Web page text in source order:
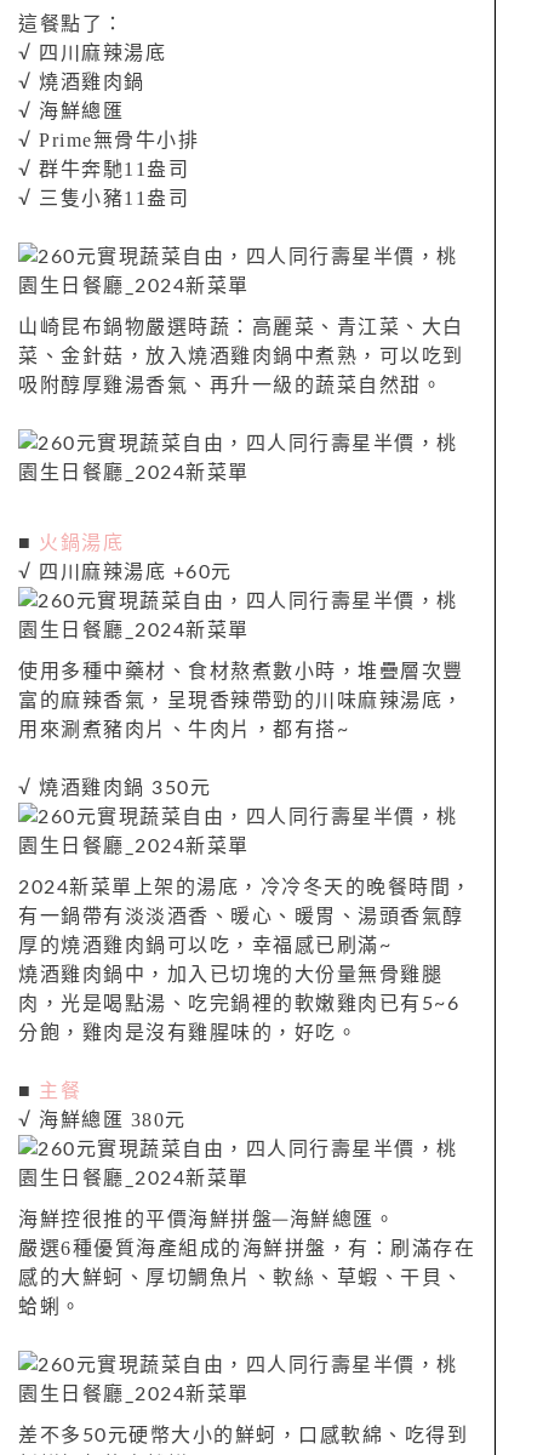
這餐點了：
√ 四川麻辣湯底
√ 燒酒雞肉鍋
√ 海鮮總匯
√ Prime無骨牛小排
√ 群牛奔馳11盎司
√ 三隻小豬11盎司
山崎昆布鍋物嚴選時蔬：高麗菜、青江菜、大白
菜、金針菇，放入燒酒雞肉鍋中煮熟，可以吃到
吸附醇厚雞湯香氣、再升一級的蔬菜自然甜。
■
火鍋湯底
√ 四川麻辣湯底 +60元
使用多種中藥材、食材熬煮數小時，堆疊層次豐
富的麻辣香氣，呈現香辣帶勁的川味麻辣湯底，
用來涮煮豬肉片、牛肉片，都有搭~
√ 燒酒雞肉鍋 350元
2024新菜單上架的湯底，冷冷冬天的晚餐時間，
有一鍋帶有淡淡酒香、暖心、暖胃、湯頭香氣醇
厚的燒酒雞肉鍋可以吃，幸福感已刷滿~
燒酒雞肉鍋中，加入已切塊的大份量無骨雞腿
肉，光是喝點湯、吃完鍋裡的軟嫩雞肉已有5~6
分飽，雞肉是沒有雞腥味的，好吃。
■ 主餐
√ 海鮮總匯 380元
海鮮控很推的平價海鮮拼盤─海鮮總匯。
嚴選6種優質海產組成的海鮮拼盤，有：刷滿存在
感的大鮮蚵、厚切鯛魚片、軟絲、草蝦、干貝、
蛤蜊。
差不多50元硬幣大小的鮮蚵，口感軟綿、吃得到